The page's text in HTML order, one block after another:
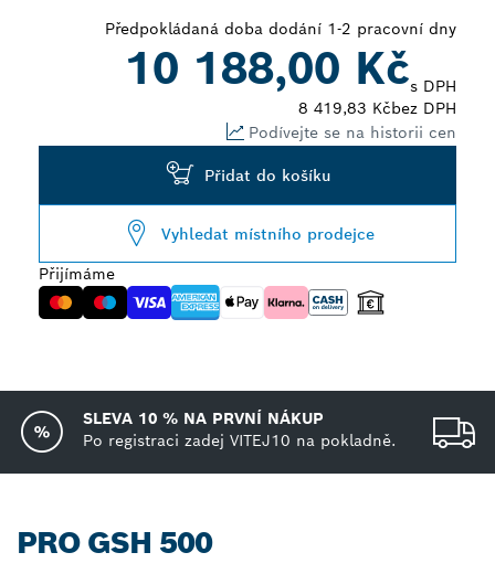
Předpokládaná doba dodání 1-2 pracovní dny
10 188,00 Kčs DPH
8 419,83 Kčbez DPH
Podívejte se na historii cen
Přidat do košíku
Vyhledat místního prodejce
Přijímáme
SLEVA 10 % NA PRVNÍ NÁKUP
Po registraci zadej VITEJ10 na pokladně.
PRO GSH 500